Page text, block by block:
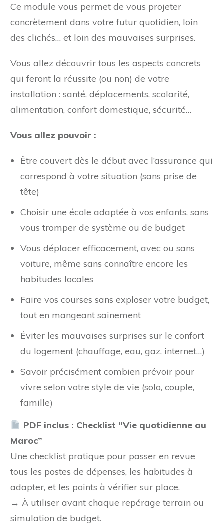
Ce module vous permet de vous projeter
concrètement dans votre futur quotidien, loin
des clichés… et loin des mauvaises surprises.
Vous allez découvrir tous les aspects concrets
qui feront la réussite (ou non) de votre
installation : santé, déplacements, scolarité,
alimentation, confort domestique, sécurité…
Vous allez pouvoir :
Être couvert dès le début avec l’assurance qui
correspond à votre situation (sans prise de
tête)
Choisir une école adaptée à vos enfants, sans
vous tromper de système ou de budget
Vous déplacer efficacement, avec ou sans
voiture, même sans connaître encore les
habitudes locales
Faire vos courses sans exploser votre budget,
tout en mangeant sainement
Éviter les mauvaises surprises sur le confort
du logement (chauffage, eau, gaz, internet…)
Savoir précisément combien prévoir pour
vivre selon votre style de vie (solo, couple,
famille)
PDF inclus : Checklist “Vie quotidienne au
Maroc”
Une checklist pratique pour passer en revue
tous les postes de dépenses, les habitudes à
adapter, et les points à vérifier sur place.
→ À utiliser avant chaque repérage terrain ou
simulation de budget.